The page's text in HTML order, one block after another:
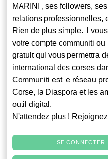
MARINI , ses followers,
relations professionnelles,
Rien de plus simple. Il
votre compte communiti ou
gratuit qui vous permettra
international des corses
Communiti est le réseau
Corse, la Diaspora et les
outil digital.
N'attendez plus !
SE CONNECTER